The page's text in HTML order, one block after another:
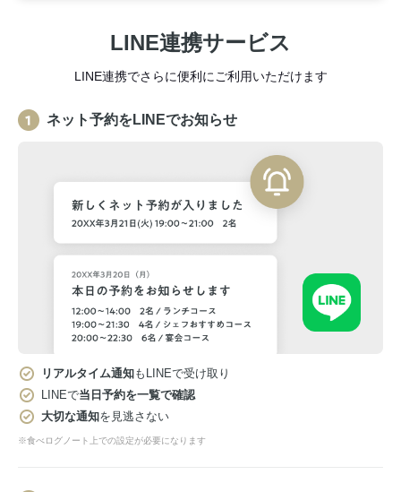
LINE連携サービス
LINE連携でさらに便利にご利用いただけます
ネット予約をLINEでお知らせ
リアルタイム通知もLINEで受け取り
LINEで当日予約を一覧で確認
大切な通知を見逃さない
※食べログノート上での設定が必要になります